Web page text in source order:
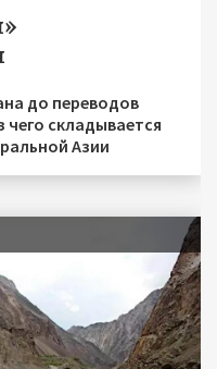
до переводов
складывается
Азии